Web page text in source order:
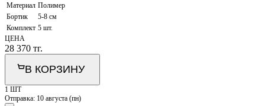
Материал Полимер
Бортик
5-8 см
Комплект 5 шт.
ЦЕНА
28 370 тг.
В КОРЗИНУ
1 ШТ
Отправка: 10 августа (пн)